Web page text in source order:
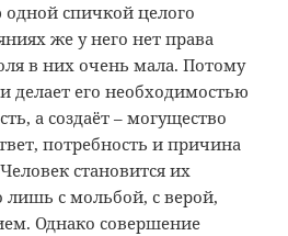
спичкой целого
же у него нет права
в них очень мала. Потому
делает его необходимостью
а создаёт – могущество
потребность и причина
становится их
лишь с мольбой, с верой,
Однако совершение